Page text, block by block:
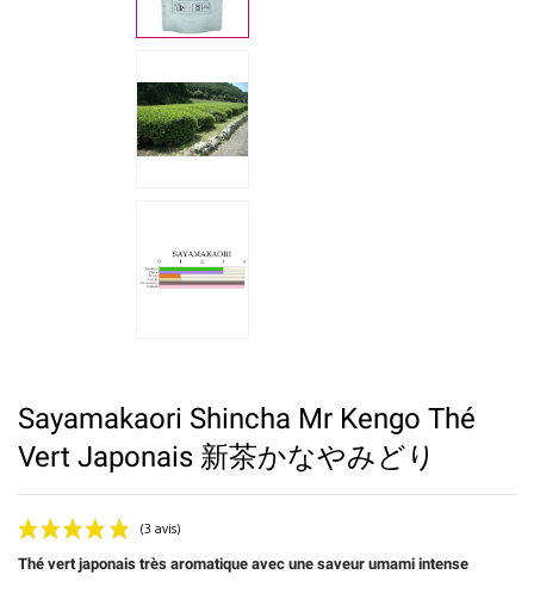
Sayamakaori Shincha Mr Kengo Thé
Vert Japonais 新茶かなやみどり
Thé vert japonais très aromatique avec une saveur umami intense